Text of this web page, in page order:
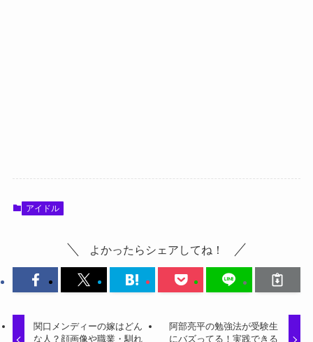
アイドル
よかったらシェアしてね！
関口メンディーの嫁はどん
な人？顔画像や職業・馴れ
阿部亮平の勉強法が受験生
にバズってる！実践できる